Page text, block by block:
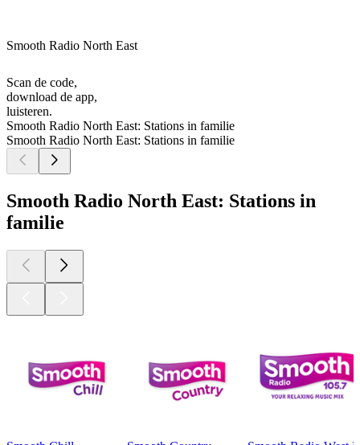
Smooth Radio North East
Scan de code,
download de app,
luisteren.
Smooth Radio North East: Stations in familie
Smooth Radio North East: Stations in familie
Smooth Radio North East: Stations in
familie